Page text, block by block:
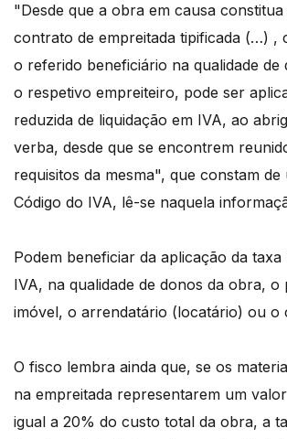
"Desde que a obra em causa
contrato de empreitada tipificada (…) ,
o referido beneficiário na qualidade de
o respetivo empreiteiro, pode ser
reduzida de liquidação em IVA, ao
verba, desde que se encontrem
requisitos da mesma", que constam de
Código do IVA, lê-se naquela
Podem beneficiar da aplicação da taxa
IVA, na qualidade de donos da obra,
imóvel, o arrendatário (locatário) ou o
O fisco lembra ainda que, se os
na empreitada representarem um
igual a 20% do custo total da obra, a